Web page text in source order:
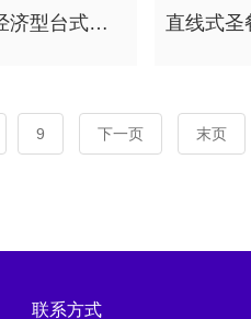
半自动软管贴标机经济型台式不干胶塑料管贴标机
9 下一页 末页
联系方式